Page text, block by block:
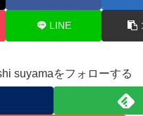
LINE
suyamaをフォローする